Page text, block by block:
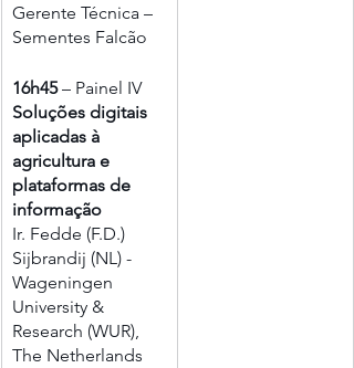
Gerente Técnica –
Sementes Falcão
16h45 – Painel IV
Soluções digitais
aplicadas à
agricultura e
plataformas de
informação
Ir. Fedde (F.D.)
Sijbrandij (NL) -
Wageningen
University &
Research (WUR),
The Netherlands